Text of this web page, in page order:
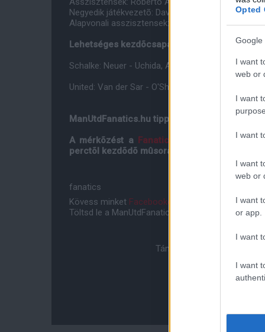
Opted
Google
I want
web or
I want
I want
I want
web or
I want
or app.
I want
I want
Negyedik játékvezetõ: David Fernández Borbalán
Alapvonali asszisztensek: Carlos Clos Gómez és
Lehetséges kezdõcsapatok:
Schalke: Neuer - Uchida, Avelar, Metzelder,
United: Van der Sar - O'Shea, Ferdinand, Vidic,
ManUtdFanatics.hu tipp: 1-1
A mérkõzést a FanaticsTV
-n minden
perctõl kezdõdõ mûsorában élõben közvetíti.
fanatics
Kövess minket Facebookon és
Töltsd le a ManUtdFanatics.hu mobil applikációt
Támogasd adományoddal a